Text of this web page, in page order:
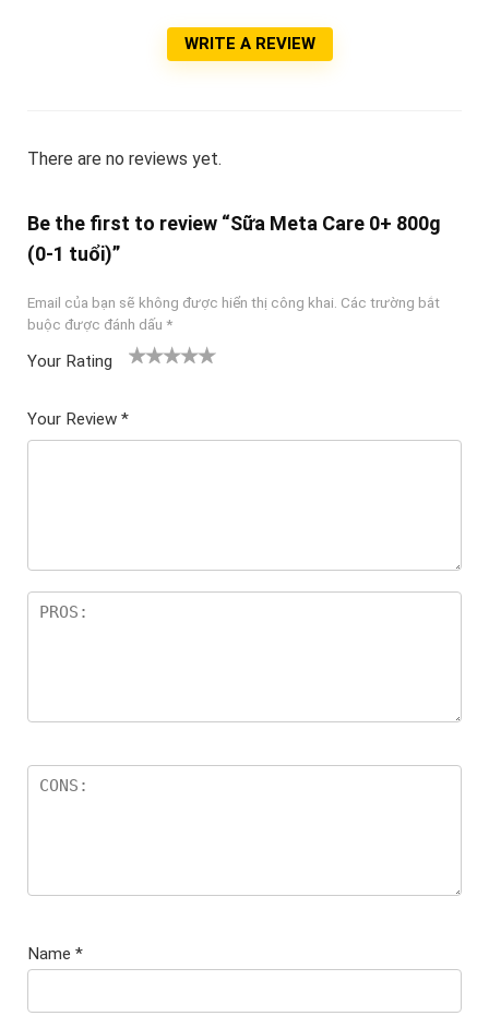
WRITE A REVIEW
There are no reviews yet.
Be the first to review “Sữa Meta Care 0+ 800g
(0-1 tuổi)”
Email của bạn sẽ không được hiển thị công khai. Các trường bắt
buộc được đánh dấu *
Your Rating
ê
5
Your Review *
Name *